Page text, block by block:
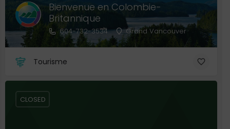
Bienvenue en Colombie-
Britannique
604-732-3534 Grand Vancouver
Tourisme
CLOSED